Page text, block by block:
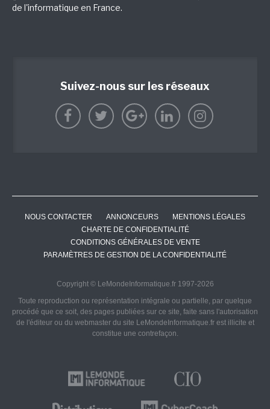
de l'informatique en France.
Suivez-nous sur les réseaux
NOUS CONTACTER ANNONCEURS
MENTIONS LÉGALES
CHARTE DE CONFIDENTIALITÉ
CONDITIONS GÉNÉRALES DE VENTE
PARAMÈTRES DE GESTION DE LA CONFIDENTIALITÉ
Copyright © LeMondeInformatique.fr 1997-2026
Toute reproduction ou représentation intégrale ou partielle, par quelque
procédé que ce soit, des pages publiées sur ce site, faite sans l'autorisation
de l'éditeur ou du webmaster du site LeMondeInformatique.fr est illicite et
constitue une contrefaçon.